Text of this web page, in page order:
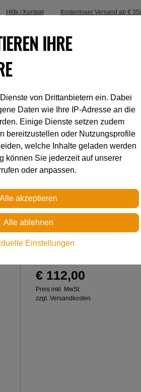
Hilfe / Kontakt Kostenloser Versand ab €
Accessoires
Petzl
TWIN
Doppelte Prusikrolle mit
€ 112,00
Preis inkl. MwSt.
zzgl. Versandkosten
IHRE
von Drittanbietern ein. Dabei
Daten wie Ihre IP-Adresse an die
Einige Dienste setzen zudem
bereitzustellen oder Nutzungsprofile
welche Inhalte geladen werden
können Sie jederzeit auf unserer
oder anpassen.
Einstellungen